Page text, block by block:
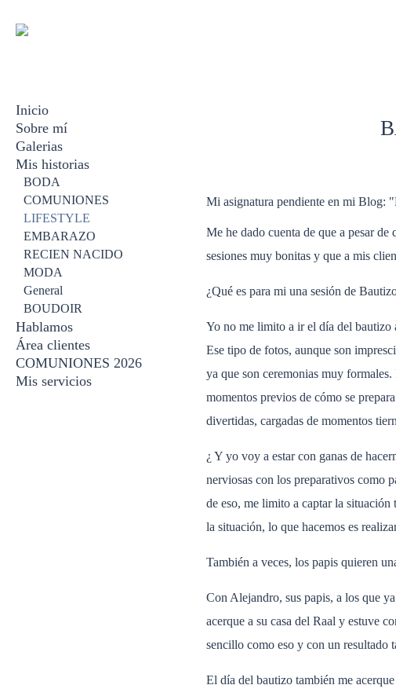
Inicio
Sobre mí
Galerias
BODA
EMBARAZO
RECIEN NACIDO
FAMILIAR
BOUDOIR
COMUNION
VIDEOS
Mis historias
BODA
COMUNIONES
LIFESTYLE
EMBARAZO
RECIEN NACIDO
MODA
General
BOUDOIR
Hablamos
Área clientes
COMUNIONES 2026
Mis servicios
Mi asignatura pendiente en mi Blog:
Me he dado cuenta de que a pesar
sesiones muy bonitas y que a mis
¿Qué es para mi una sesión de
Yo no me limito a ir el día del bautizo
Ese tipo de fotos, aunque son
ya que son ceremonias muy
momentos previos de cómo se
divertidas, cargadas de momentos
¿ Y yo voy a estar con ganas de
nerviosas con los preparativos como
de eso, me limito a captar la situación
la situación, lo que hacemos es
También a veces, los papis quieren
Con Alejandro, sus papis, a los que
acerque a su casa del Raal y estuve
sencillo como eso y con un resultado
El día del bautizo también me